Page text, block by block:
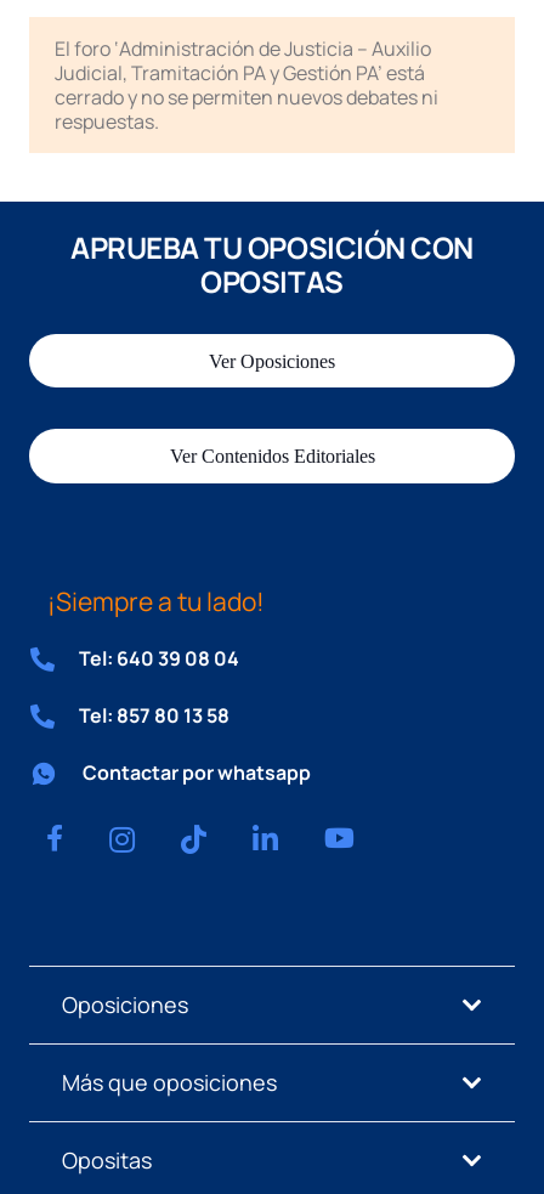
El foro ‘Administración de Justicia – Auxilio
Judicial, Tramitación PA y Gestión PA’ está
cerrado y no se permiten nuevos debates ni
respuestas.
APRUEBA TU OPOSICIÓN CON
OPOSITAS
Ver Oposiciones
Ver Contenidos Editoriales
¡Siempre a tu lado!
Tel: 640 39 08 04
Tel: 857 80 13 58
Contactar por whatsapp
Oposiciones
Más que oposiciones
Opositas